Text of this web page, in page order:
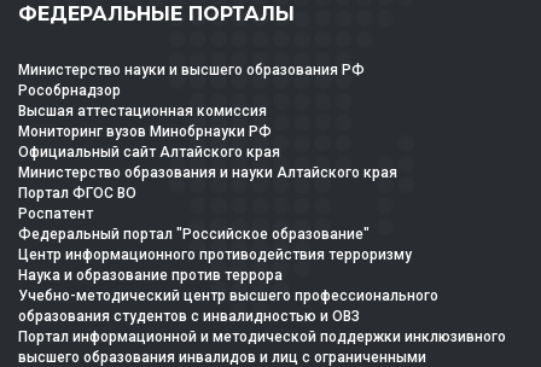
ФЕДЕРАЛЬНЫЕ ПОРТАЛЫ
Министерство науки и высшего образования РФ
Рособрнадзор
Высшая аттестационная комиссия
Мониторинг вузов Минобрнауки РФ
Официальный сайт Алтайского края
Министерство образования и науки Алтайского края
Портал ФГОС ВО
Роспатент
Федеральный портал "Российское образование"
Центр информационного противодействия терроризму
Наука и образование против террора
Учебно-методический центр высшего профессионального
образования студентов с инвалидностью и ОВЗ
Портал информационной и методической поддержки инклюзивного
высшего образования инвалидов и лиц с ограниченными